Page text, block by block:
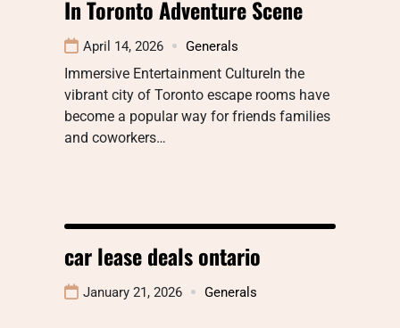
In Toronto Adventure Scene
April 14, 2026 Generals
Immersive Entertainment CultureIn the
vibrant city of Toronto escape rooms have
become a popular way for friends families
and coworkers…
car lease deals ontario
January 21, 2026 Generals